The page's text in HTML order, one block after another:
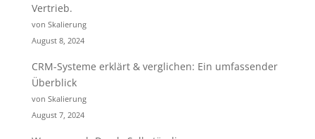
Vertrieb.
von Skalierung
August 8, 2024
CRM-Systeme erklärt & verglichen: Ein umfassender
Überblick
von Skalierung
August 7, 2024